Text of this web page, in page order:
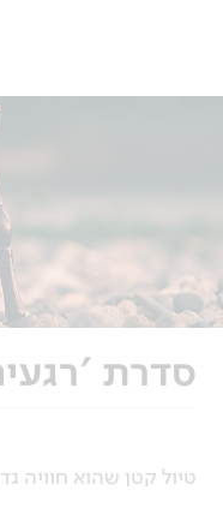
סדרת
טיול קטן שהוא חוויה